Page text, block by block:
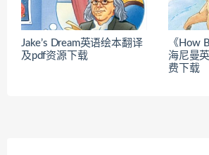
Jake’s Dream英语绘本翻译
及pdf资源下载
《How
海尼曼
费下载